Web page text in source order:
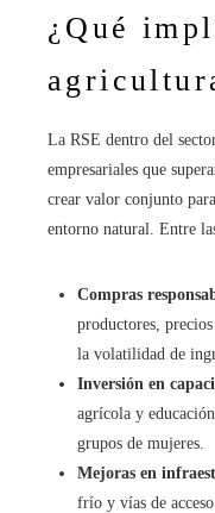
¿Qué
La RSE dentro del
empresariales que
crear valor conjunto
entorno natural. Entre
Compras
productores,
la volatilidad de
Inversión en
agrícola y
grupos de mujeres.
Mejoras en
frío y vías de acceso